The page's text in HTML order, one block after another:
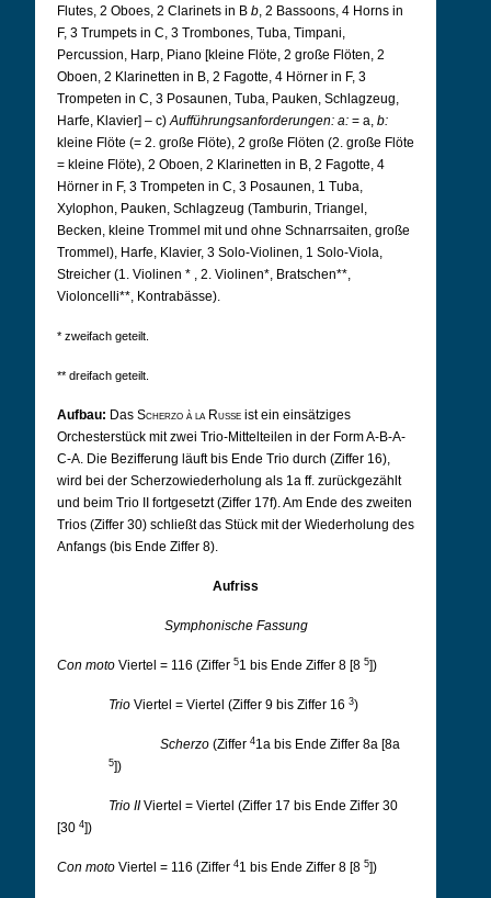
Flutes, 2 Oboes, 2 Clarinets in B b, 2 Bassoons, 4 Horns in
F, 3 Trumpets in C, 3 Trombones, Tuba, Timpani,
Percussion, Harp, Piano [kleine Flöte, 2 große Flöten, 2
Oboen, 2 Klarinetten in B, 2 Fagotte, 4 Hörner in F, 3
Trompeten in C, 3 Posaunen, Tuba, Pauken, Schlagzeug,
Harfe, Klavier] – c)Aufführungsanforderungen: a: = a, b:
kleine Flöte (= 2. große Flöte), 2 große Flöten (2. große Flöte
= kleine Flöte), 2 Oboen, 2 Klarinetten in B, 2 Fagotte, 4
Hörner in F, 3 Trompeten in C, 3 Posaunen, 1 Tuba,
Xylophon, Pauken, Schlagzeug (Tamburin, Triangel,
Becken, kleine Trommel mit und ohne Schnarrsaiten, große
Trommel), Harfe, Klavier, 3 Solo-Violinen, 1 Solo-Viola,
Streicher (1. Violinen * , 2. Violinen*, Bratschen**,
Violoncelli**, Kontrabässe).
* zweifach geteilt.
** dreifach geteilt.
Aufbau: Das Scherzo à la Russe ist ein einsätziges
Orchesterstück mit zwei Trio-Mittelteilen in der Form A-B-A-
C-A. Die Bezifferung läuft bis Ende Trio durch (Ziffer 16),
wird bei der Scherzowiederholung als 1a ff. zurückgezählt
und beim Trio II fortgesetzt (Ziffer 17f). Am Ende des zweiten
Trios (Ziffer 30) schließt das Stück mit der Wiederholung des
Anfangs (bis Ende Ziffer 8).
Aufriss
Symphonische Fassung
Con moto Viertel = 116 (Ziffer 51 bis Ende Ziffer 8 [8 5])
Trio Viertel = Viertel (Ziffer 9 bis Ziffer 163)
Scherzo (Ziffer41a bis Ende Ziffer 8a [8a
5])
Trio II Viertel = Viertel (Ziffer 17 bis Ende Ziffer 30
[30 4])
Con moto Viertel = 116 (Ziffer 41 bis Ende Ziffer 8 [8 5])